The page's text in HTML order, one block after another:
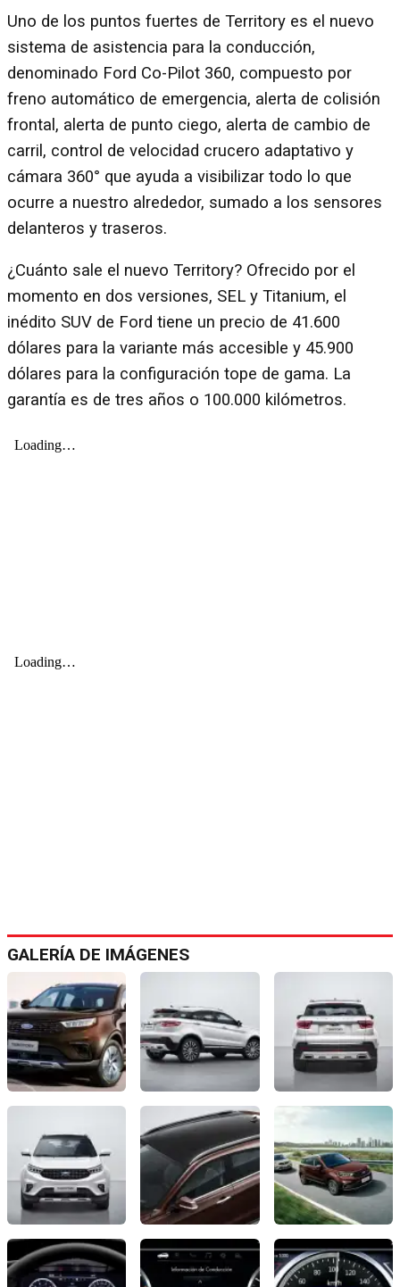
Uno de los puntos fuertes de Territory es el nuevo
sistema de asistencia para la conducción,
denominado Ford Co-Pilot 360, compuesto por
freno automático de emergencia, alerta de colisión
frontal, alerta de punto ciego, alerta de cambio de
carril, control de velocidad crucero adaptativo y
cámara 360° que ayuda a visibilizar todo lo que
ocurre a nuestro alrededor, sumado a los sensores
delanteros y traseros.
¿Cuánto sale el nuevo Territory? Ofrecido por el
momento en dos versiones, SEL y Titanium, el
inédito SUV de Ford tiene un precio de 41.600
dólares para la variante más accesible y 45.900
dólares para la configuración tope de gama. La
garantía es de tres años o 100.000 kilómetros.
GALERÍA DE IMÁGENES